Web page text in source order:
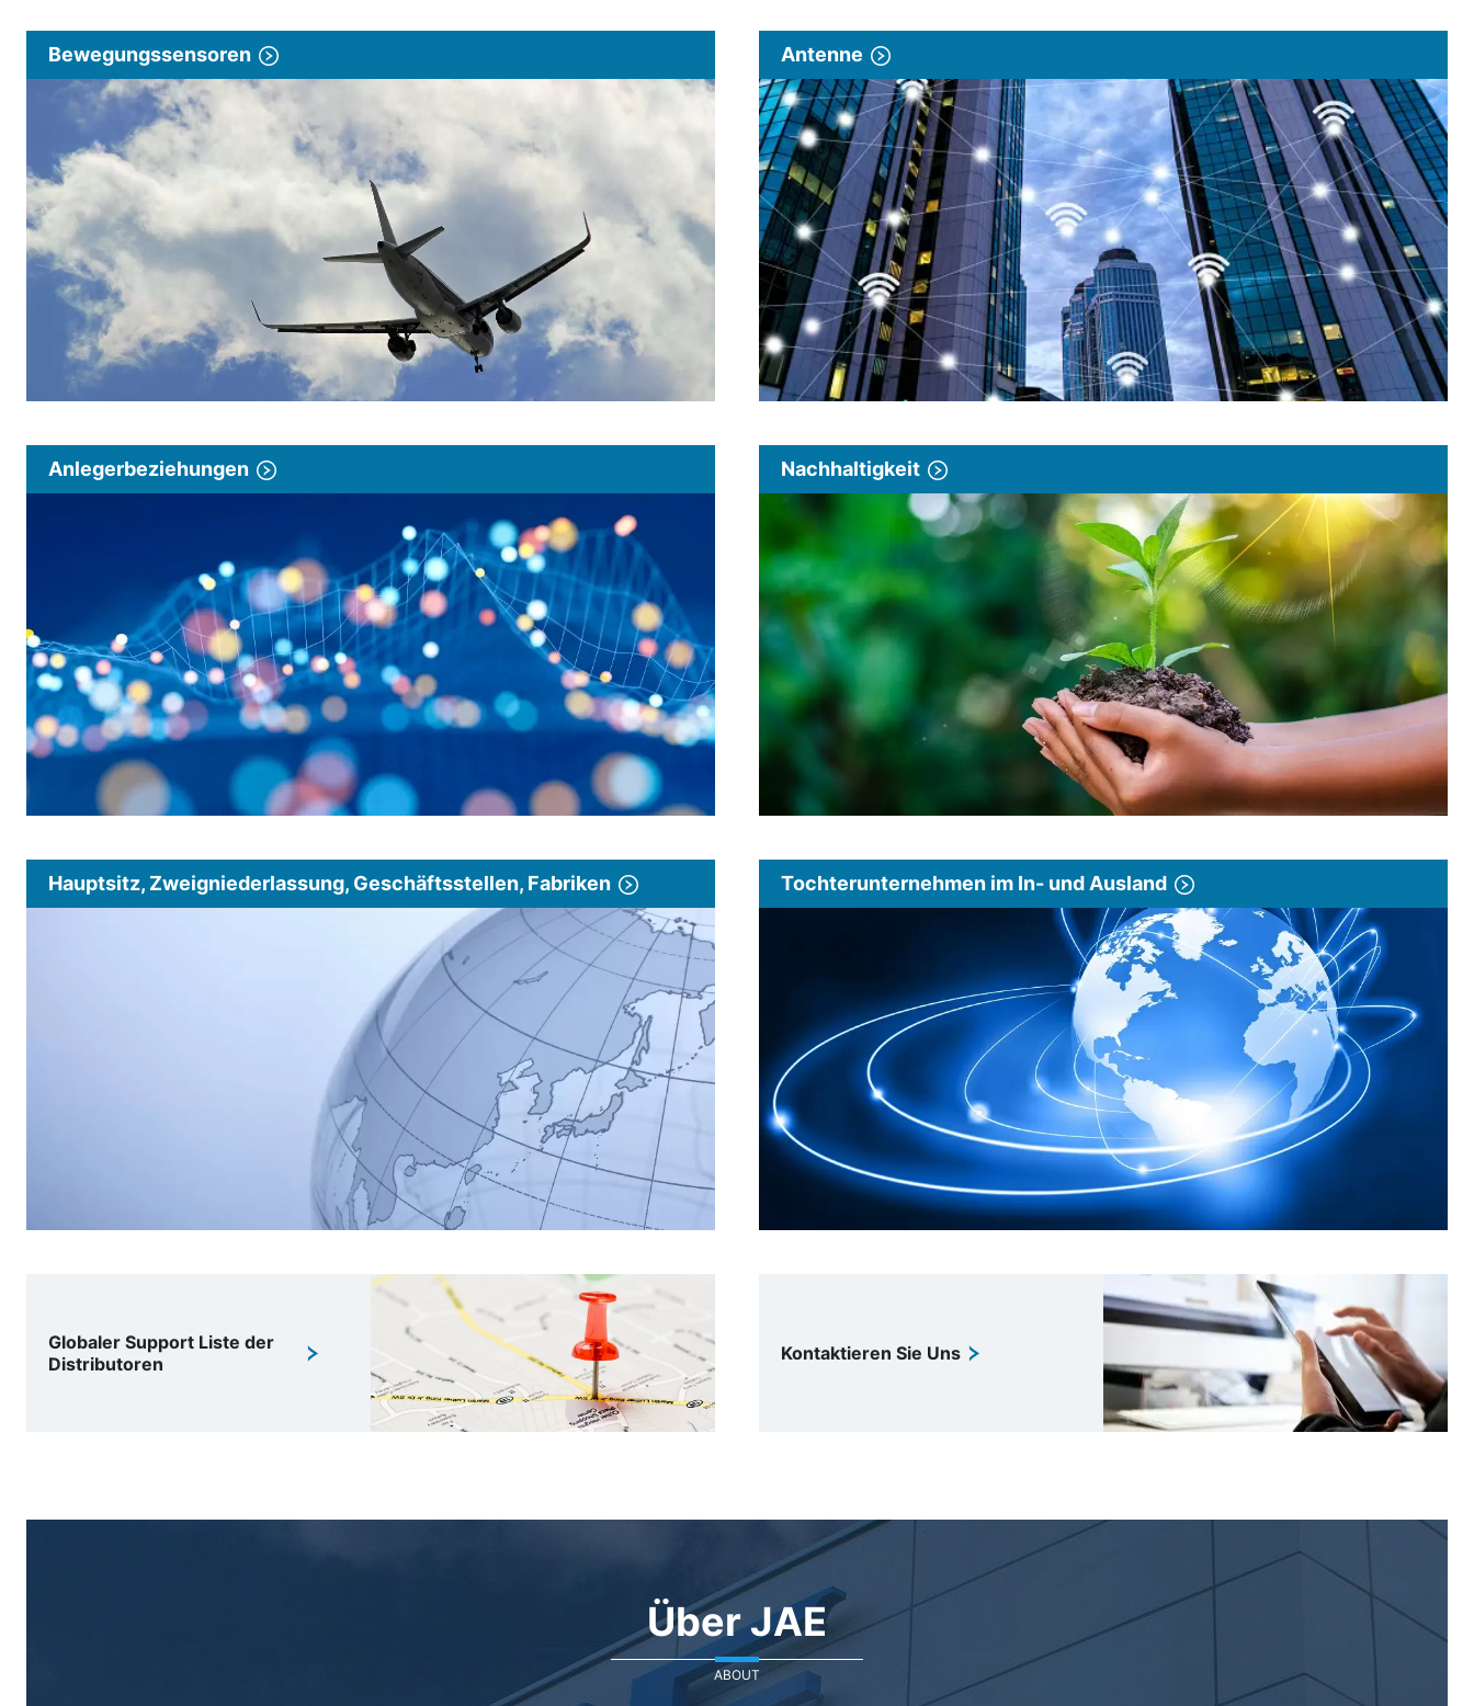
Bewegungssensoren Antenne
Anlegerbeziehungen Nachhaltigkeit
Hauptsitz, Zweigniederlassung, Geschäftsstellen, Fabriken Tochterunternehmen im In- und Ausland
Globaler Support Liste der
Distributoren
Kontaktieren Sie Uns
Über JAE
ABOUT